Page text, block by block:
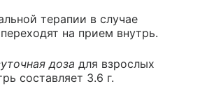
терапии в случае
на прием внутрь.
доза для взрослых
составляет 3.6 г.